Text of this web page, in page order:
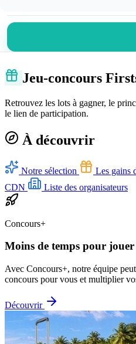
Jeu-concours
Retrouvez les lots à gagner, le
le lien de participation.
À découvrir
Notre sélection Les gains
CDN
Liste des organisateurs
Concours+
Moins de temps pour jouer
Avec Concours+, notre équipe
concours pour vous et multiplier
Découvrir